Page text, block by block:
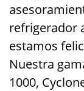
refrigerador
estamos
Nuestra
1000,